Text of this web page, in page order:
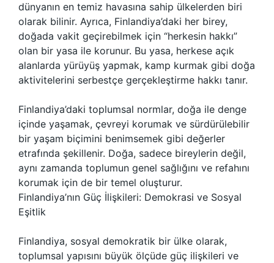
dünyanın en temiz havasına sahip ülkelerden biri
olarak bilinir. Ayrıca, Finlandiya’daki her birey,
doğada vakit geçirebilmek için “herkesin hakkı”
olan bir yasa ile korunur. Bu yasa, herkese açık
alanlarda yürüyüş yapmak, kamp kurmak gibi doğa
aktivitelerini serbestçe gerçekleştirme hakkı tanır.
Finlandiya’daki toplumsal normlar, doğa ile denge
içinde yaşamak, çevreyi korumak ve sürdürülebilir
bir yaşam biçimini benimsemek gibi değerler
etrafında şekillenir. Doğa, sadece bireylerin değil,
aynı zamanda toplumun genel sağlığını ve refahını
korumak için de bir temel oluşturur.
Finlandiya’nın Güç İlişkileri: Demokrasi ve Sosyal
Eşitlik
Finlandiya, sosyal demokratik bir ülke olarak,
toplumsal yapısını büyük ölçüde güç ilişkileri ve